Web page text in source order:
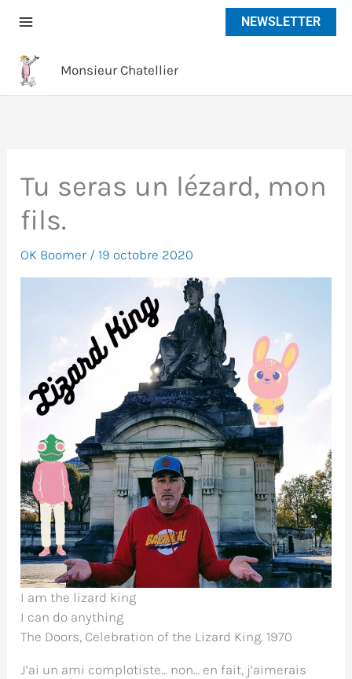
NEWSLETTER
Monsieur Chatellier
Tu seras un lézard, mon
fils.
OK Boomer /19 octobre 2020
I am the lizard king
I can do anything
The Doors, Celebration of the Lizard King. 1970
J’ai un ami complotiste… non… en fait, j’aimerais